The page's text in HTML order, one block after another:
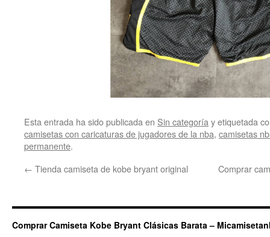
Esta entrada ha sido publicada en Sin categoría y etiquetada
camisetas con caricaturas de jugadores de la nba, camisetas
permanente.
← Tienda camiseta de kobe bryant original Comprar
Comprar Camiseta Kobe Bryant Clásicas Barata –